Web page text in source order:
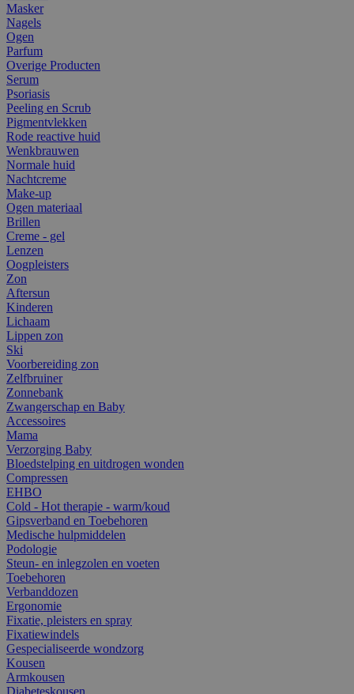
Masker
Nagels
Ogen
Parfum
Overige Producten
Serum
Psoriasis
Peeling en Scrub
Pigmentvlekken
Rode reactive huid
Wenkbrauwen
Normale huid
Nachtcreme
Make-up
Ogen materiaal
Brillen
Creme - gel
Lenzen
Oogpleisters
Zon
Aftersun
Kinderen
Lichaam
Lippen zon
Ski
Voorbereiding zon
Zelfbruiner
Zonnebank
Zwangerschap en Baby
Accessoires
Mama
Verzorging Baby
Bloedstelping en uitdrogen wonden
Compressen
EHBO
Cold - Hot therapie - warm/koud
Gipsverband en Toebehoren
Medische hulpmiddelen
Podologie
Steun- en inlegzolen en voeten
Toebehoren
Verbanddozen
Ergonomie
Fixatie, pleisters en spray
Fixatiewindels
Gespecialiseerde wondzorg
Kousen
Armkousen
Diabeteskousen